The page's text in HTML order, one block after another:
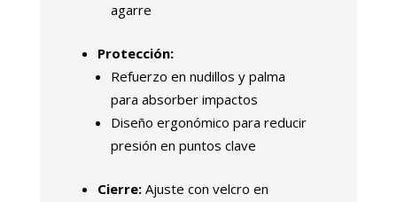
agarre
Protección:
Refuerzo en nudillos y palma
para absorber impactos
Diseño ergonómico para reducir
presión en puntos clave
Cierre:Ajuste con velcro en